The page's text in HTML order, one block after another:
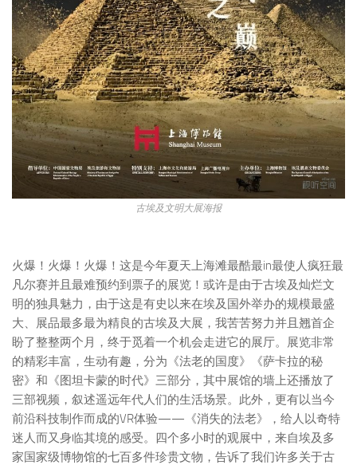
古埃及文明大展海报
火爆！火爆！火爆！这是今年夏天上海滩最酷最in最使人疯狂最
凡尔赛并且最难预约到票子的展览！或许是由于古埃及灿烂文
明的独具魅力，由于这是有史以来在埃及国外举办的规模最盛
大、展品最多最为精良的古埃及大展，我苦苦努力并且翘首企
盼了整整两个月，终于觅着一个机会走进它的展厅。展览非常
的精彩丰富，生动有趣，分为《法老的国度》《萨卡拉的秘
密》和《图坦卡蒙的时代》三部分，其中展馆的墙上还播放了
三部视频，叙述遥远年代人们的生活场景。此外，更有以当今
前沿科技制作而成的VR体验——《消失的法老》，给人以奇特
迷人而又身临其境的感受。四个多小时的观展中，来自埃及多
家国家级博物馆的七百多件珍贵文物，告诉了我们许多关于古